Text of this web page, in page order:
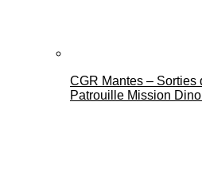
CGR Mantes – Sorties
Patrouille Mission